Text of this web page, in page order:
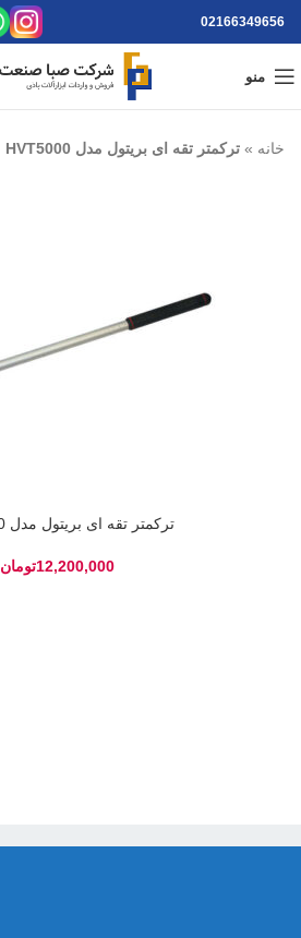
02166349656
منو
خانه » ترکمتر تقه ای بریتول مدل HVT5000
ترکمتر تقه ای بریتول مدل HVT5000
تومان